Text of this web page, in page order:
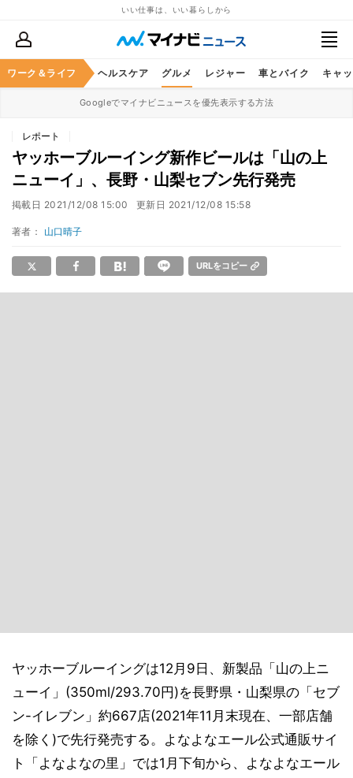
いい仕事は、いい暮らしから
ワーク＆ライフ
マネー 暮らし ヘルスケア グルメ レジャー 車とバイク キャ
Googleでマイナビニュースを優先表示する方法
レポート
ヤッホーブルーイング新作ビールは「山の上
ニューイ」、長野・山梨セブン先行発売
掲載日 2021/12/08 15:00 更新日 2021/12/08 15:58
著者： 山口晴子
URLをコピー
ヤッホーブルーイングは12月9日、新製品「山の上ニ
ューイ」(350ml/293.70円)を長野県・山梨県の「セブ
ン-イレブン」約667店(2021年11月末現在、一部店舗
を除く)で先行発売する。よなよなエール公式通販サイ
ト「よなよなの里」では1月下旬から、よなよなエール